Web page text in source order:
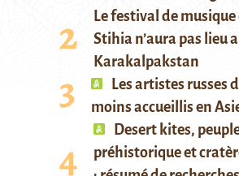
Le festival de
Stihia n’aura pas lieu
Karakalpakstan
Les artistes russes
moins accueillis en
Desert kites,
préhistorique et